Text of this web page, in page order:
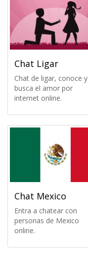
Chat Ligar
Chat de ligar, conoce y
busca el amor por
internet online.
Chat Mexico
Entra a chatear con
personas de Mexico
online.